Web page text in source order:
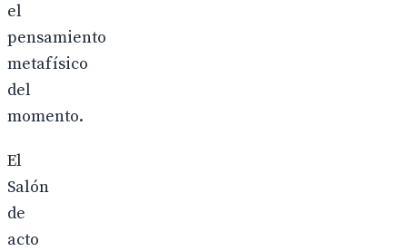
el
pensamiento
metafísico
del
momento.
El
Salón
de
acto